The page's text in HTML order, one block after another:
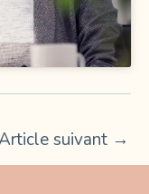
suivant →